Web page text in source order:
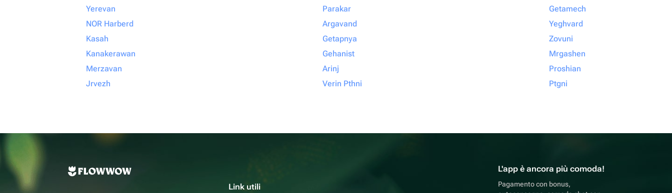
Yerevan
NOR Harberd
Kasah
Kanakerawan
Merzavan
Jrvezh
Parakar
Argavand
Getapnya
Gehanist
Arinj
Verin Pthni
Getamech
Yeghvard
Zovuni
Mrgashen
Proshian
Ptgni
Link utili
L'app è ancora più comoda!
Pagamento con bonus,